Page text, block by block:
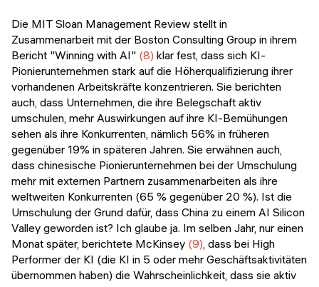
Die MIT Sloan Management Review stellt in
Zusammenarbeit mit der Boston Consulting Group in ihrem
Bericht "Winning with AI" (8) klar fest, dass sich KI-
Pionierunternehmen stark auf die Höherqualifizierung ihrer
vorhandenen Arbeitskräfte konzentrieren. Sie berichten
auch, dass Unternehmen, die ihre Belegschaft aktiv
umschulen, mehr Auswirkungen auf ihre KI-Bemühungen
sehen als ihre Konkurrenten, nämlich 56% in früheren
gegenüber 19% in späteren Jahren. Sie erwähnen auch,
dass chinesische Pionierunternehmen bei der Umschulung
mehr mit externen Partnern zusammenarbeiten als ihre
weltweiten Konkurrenten (65 % gegenüber 20 %). Ist die
Umschulung der Grund dafür, dass China zu einem AI Silicon
Valley geworden ist? Ich glaube ja. Im selben Jahr, nur einen
Monat später, berichtete McKinsey (9) , dass bei High
Performer der KI (die KI in 5 oder mehr Geschäftsaktivitäten
übernommen haben) die Wahrscheinlichkeit, dass sie aktiv